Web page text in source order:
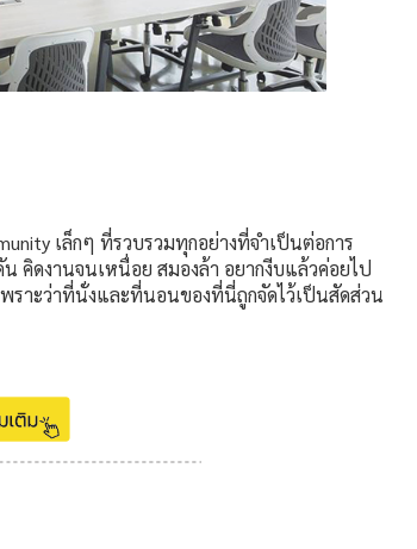
เล็กๆ ที่รวบรวมทุกอย่างที่จำเป็นต่อการ
น คิดงานจนเหนื่อย สมองล้า อยากงีบแล้วค่อยไป
ราะว่าที่นั่งและที่นอนของที่นี่ถูกจัดไว้เป็นสัดส่วน